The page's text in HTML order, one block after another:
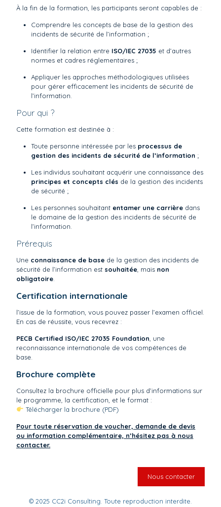
À la fin de la formation, les participants seront capables de :
Comprendre les concepts de base de la gestion des
incidents de sécurité de l’information ;
Identifier la relation entre ISO/IEC 27035 et d’autres
normes et cadres réglementaires ;
Appliquer les approches méthodologiques utilisées
pour gérer efficacement les incidents de sécurité de
l’information.
Pour qui ?
Cette formation est destinée à :
Toute personne intéressée par les processus de
gestion des incidents de sécurité de l’information ;
Les individus souhaitant acquérir une connaissance des
principes et concepts clés de la gestion des incidents
de sécurité ;
Les personnes souhaitant entamer une carrière dans
le domaine de la gestion des incidents de sécurité de
l’information.
Prérequis
Une connaissance de base de la gestion des incidents de
sécurité de l’information est souhaitée , mais non
obligatoire
Certification internationale
l’issue de la formation, vous pouvez passer l’examen officiel.
En cas de réussite, vous recevrez :
PECB Certified ISO/IEC 27035 Foundation , une
reconnaissance internationale de vos compétences de
base.
Brochure complète
Consultez la brochure officielle pour plus d’informations sur
le programme, la certification, et le format :
Télécharger la brochure (PDF)
Pour toute réservation de voucher, demande de devis
ou information complémentaire, n’hésitez pas à nous
contacter.
Nous contacter
© 2025 CC2i Consulting. Toute reproduction interdite.